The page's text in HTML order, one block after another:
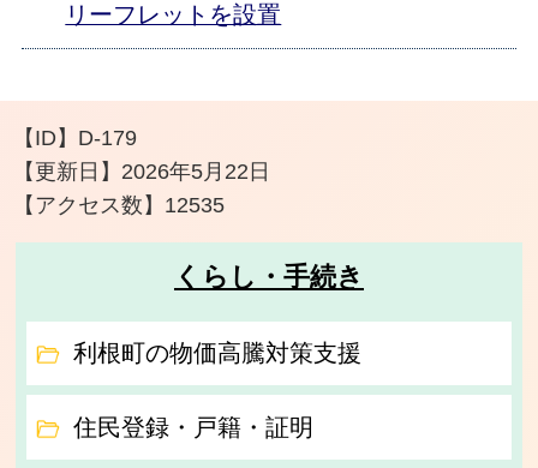
リーフレットを設置
【ID】 D-179
【更新日】 2026年5月22日
【アクセス数】 12535
くらし・手続き
利根町の物価高騰対策支援
住民登録・戸籍・証明